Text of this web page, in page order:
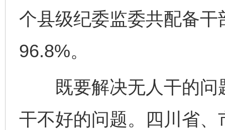
个县级纪委监委共配备
96.8%。
既要解决无人干的问
干不好的问题。四川省